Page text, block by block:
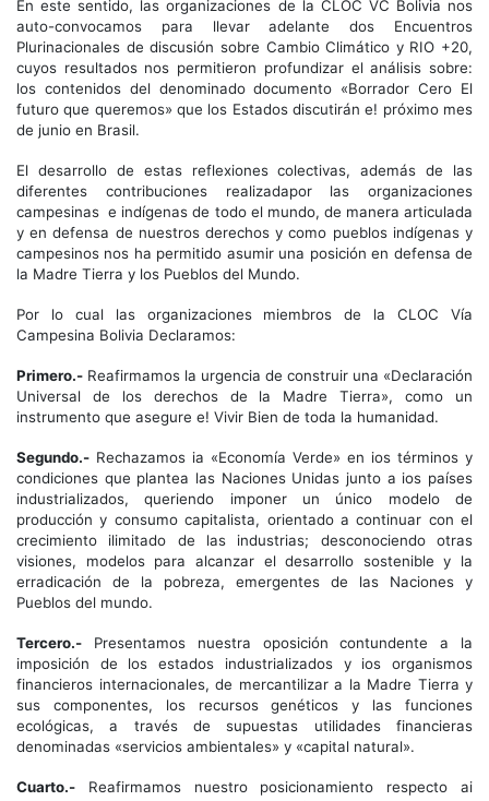
En este sentido, las organizaciones de la CLOC VC Bolivia nos
auto-convocamos para llevar adelante dos Encuentros
Plurinacionales de discusión sobre Cambio Climático y RIO +20,
cuyos resultados nos permitieron profundizar el análisis sobre:
los contenidos del denominado documento «Borrador Cero El
futuro que queremos» que los Estados discutirán e! próximo mes
de junio en Brasil.
El desarrollo de estas reflexiones colectivas, además de las
diferentes contribuciones realizadapor las organizaciones
campesinas e indígenas de todo el mundo, de manera articulada
y en defensa de nuestros derechos y como pueblos indígenas y
campesinos nos ha permitido asumir una posición en defensa de
la Madre Tierra y los Pueblos del Mundo.
Por lo cual las organizaciones miembros de la CLOC Vía
Campesina Bolivia Declaramos:
Primero.- Reafirmamos la urgencia de construir una «Declaración
Universal de los derechos de la Madre Tierra», como un
instrumento que asegure e! Vivir Bien de toda la humanidad.
Segundo.- Rechazamos ia «Economía Verde» en ios términos y
condiciones que plantea las Naciones Unidas junto a ios países
industrializados, queriendo imponer un único modelo de
producción y consumo capitalista, orientado a continuar con el
crecimiento ilimitado de las industrias; desconociendo otras
visiones, modelos para alcanzar el desarrollo sostenible y la
erradicación de la pobreza, emergentes de las Naciones y
Pueblos del mundo.
Tercero.- Presentamos nuestra oposición contundente a la
imposición de los estados industrializados y ios organismos
financieros internacionales, de mercantilizar a la Madre Tierra y
sus componentes, los recursos genéticos y las funciones
ecológicas, a través de supuestas utilidades financieras
denominadas «servicios ambientales» y «capital natural».
Cuarto.- Reafirmamos nuestro posicionamiento respecto ai